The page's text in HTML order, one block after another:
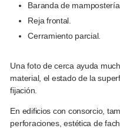
Baranda de mampostería.
Reja frontal.
Cerramiento parcial.
Una foto de cerca ayuda
material, el estado de la
fijación.
En edificios con consorcio,
perforaciones, estética de